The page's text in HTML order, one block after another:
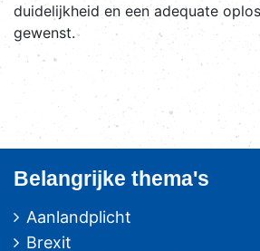
duidelijkheid en een adequate
gewenst.
Belangrijke thema's
Aanlandplicht
Brexit